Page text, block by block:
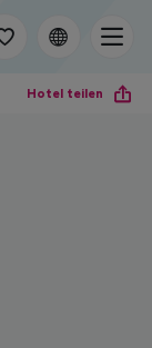
Hotel teilen